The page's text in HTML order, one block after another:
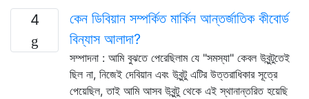
4
কেন ডিবিয়ান সম্পর্কিত মার্কিন আন্তর্জাতিক কীবোর্ড
বিন্যাস আলাদা?
সম্পাদনা : আমি বুঝতে পেরেছিলাম যে "সমস্যা" কেবল উবুন্টুতেই
ছিল না, নিজেই দেবিয়ান এবং উবুন্টু এটির উত্তরাধিকার সূত্রে
পেয়েছিল, তাই আমি আসব উবুন্টু থেকে এই স্থানান্তরিত হয়েছি